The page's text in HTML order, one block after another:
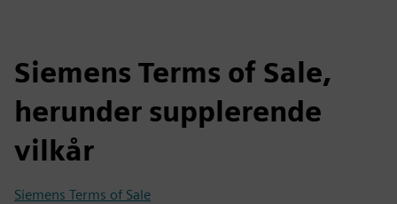
Siemens Terms of Sale,
herunder supplerende
vilkår
Siemens Terms of Sale